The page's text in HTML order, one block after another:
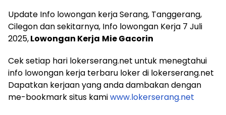
Update Info lowongan kerja Serang, Tanggerang,
Cilegon dan sekitarnya, Info lowongan Kerja 7 Juli
2025,Lowongan Kerja Mie Gacorin
Cek setiap hari lokerserang.net untuk menegtahui
info lowongan kerja terbaru loker di lokerserang.net
Dapatkan kerjaan yang anda dambakan dengan
me-bookmark situs kamiwww.lokerserang.net